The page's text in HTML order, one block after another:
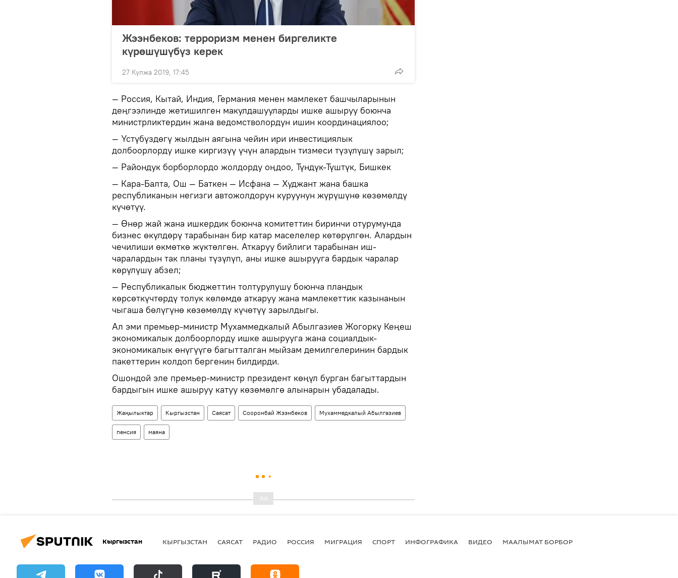
Жээнбеков: терроризм менен биргеликте
күрөшүшүбүз керек
27 Кулжа 2019, 17:45
— Россия, Кытай, Индия, Германия менен мамлекет башчыларынын
деңгээлинде жетишилген макулдашууларды ишке ашыруу боюнча
министрликтердин жана ведомстволордун ишин координациялоо;
— Үстүбүздөгү жылдын аягына чейин ири инвестициялык
долбоорлорду ишке киргизүү үчүн алардын тизмеси түзүлүшү зарыл;
— Райондук борборлордо жолдорду оңдоо, Түндүк-Түштүк, Бишкек
— Кара-Балта, Ош — Баткен — Исфана — Худжант жана башка
республиканын негизги автожолдорун куруунун жүрүшүнө көзөмөлдү
күчөтүү.
— Өнөр жай жана ишкердик боюнча комитеттин биринчи отурумунда
бизнес өкүлдөрү тарабынан бир катар маселелер көтөрүлгөн. Алардын
чечилиши өкмөткө жүктөлгөн. Аткаруу бийлиги тарабынан иш-
чаралардын так планы түзүлүп, аны ишке ашырууга бардык чаралар
көрүлүшү абзел;
— Республикалык бюджеттин толтурулушу боюнча пландык
көрсөткүчтөрдү толук көлөмдө аткаруу жана мамлекеттик казынанын
чыгаша бөлүгүнө көзөмөлдү күчөтүү зарылдыгы.
Ал эми премьер-министр Мухаммедкалый Абылгазиев Жогорку Кеңеш
экономикалык долбоорлорду ишке ашырууга жана социалдык-
экономикалык өнүгүүгө багытталган мыйзам демилгелеринин бардык
пакеттерин колдоп бергенин билдирди.
Ошондой эле премьер-министр президент көңүл бурган багыттардын
бардыгын ишке ашыруу катуу көзөмөлгө алынарын убадалады.
Жаңылыктар Кыргызстан Саясат Сооронбай Жээнбеков Мухаммедкалый Абылгазиев
пенсия маяна
Кыргызстан КЫРГЫЗСТАН САЯСАТ РАДИО РОССИЯ МИГРАЦИЯ СПОРТ ИНФОГРАФИКА ВИДЕО МААЛЫМАТ БОРБОР